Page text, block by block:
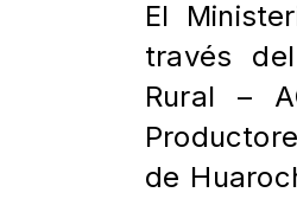
El
través
Rural –
de